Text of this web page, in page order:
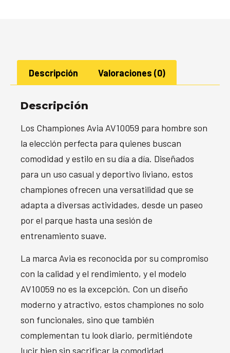
Descripción Valoraciones (0)
Descripción
Los Championes Avia AV10059 para hombre son
la elección perfecta para quienes buscan
comodidad y estilo en su día a día. Diseñados
para un uso casual y deportivo liviano, estos
championes ofrecen una versatilidad que se
adapta a diversas actividades, desde un paseo
por el parque hasta una sesión de
entrenamiento suave.
La marca Avia es reconocida por su compromiso
con la calidad y el rendimiento, y el modelo
AV10059 no es la excepción. Con un diseño
moderno y atractivo, estos championes no solo
son funcionales, sino que también
complementan tu look diario, permitiéndote
lucir bien sin sacrificar la comodidad.